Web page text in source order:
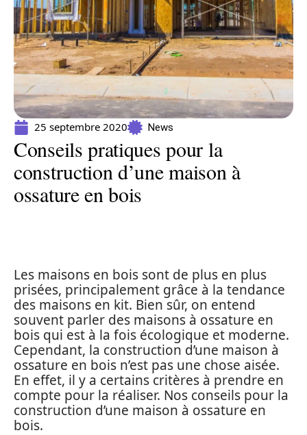
25 septembre 2020 News
Conseils pratiques pour la
construction d’une maison à
ossature en bois
Les maisons en bois sont de plus en plus
prisées, principalement grâce à la tendance
des maisons en kit. Bien sûr, on entend
souvent parler des maisons à ossature en
bois qui est à la fois écologique et moderne.
Cependant, la construction d’une maison à
ossature en bois n’est pas une chose aisée.
En effet, il y a certains critères à prendre en
compte pour la réaliser. Nos conseils pour la
construction d’une maison à ossature en
bois.